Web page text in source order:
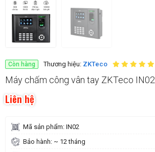
Còn hàng Thương hiệu: ZKTeco
Máy chấm công vân tay ZKTeco IN02
Liên hệ
Mã sản phẩm: IN02
Bảo hành: ~ 12 tháng